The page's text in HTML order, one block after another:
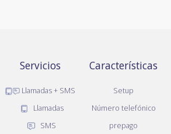
Servicios
Llamadas + SMS
Llamadas
SMS
Características
Setup
Número telefónico
prepago